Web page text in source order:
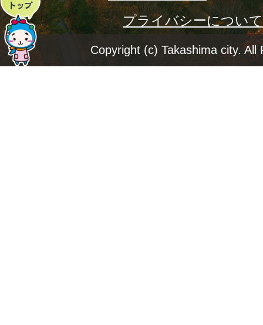
ー
ジ
プライバシーについて
Copyright (c) Takashima city. All